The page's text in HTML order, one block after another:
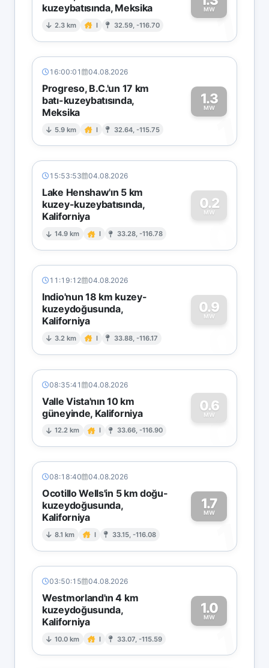
kuzeybatısında, Meksika
2.3 km I 32.59, -116.70
MW1
16:00:01 04.08.2026
Progreso, B.C.'un 17 km
batı-kuzeybatısında,
Meksika
5.9 km I 32.64, -115.75
1.3
MW
1
15:53:53 04.08.2026
Lake Henshaw'ın 5 km
kuzey-kuzeybatısında,
Kaliforniya
14.9 km I 33.28, -116.78
0.2
MW
0
11:19:12 04.08.2026
Indio'nun 18 km kuzey-
kuzeydoğusunda,
Kaliforniya
3.2 km I 33.88, -116.17
0.9
MW
0
08:35:41 04.08.2026
Valle Vista'nın 10 km
güneyinde, Kaliforniya
12.2 km I 33.66, -116.90
0.6
MW
0
08:18:40 04.08.2026
Ocotillo Wells'in 5 km doğu-
kuzeydoğusunda,
Kaliforniya
8.1 km I 33.15, -116.08
1.7
MW
1
03:50:15 04.08.2026
Westmorland'ın 4 km
kuzeydoğusunda,
Kaliforniya
10.0 km I 33.07, -115.59
1.0
MW
1